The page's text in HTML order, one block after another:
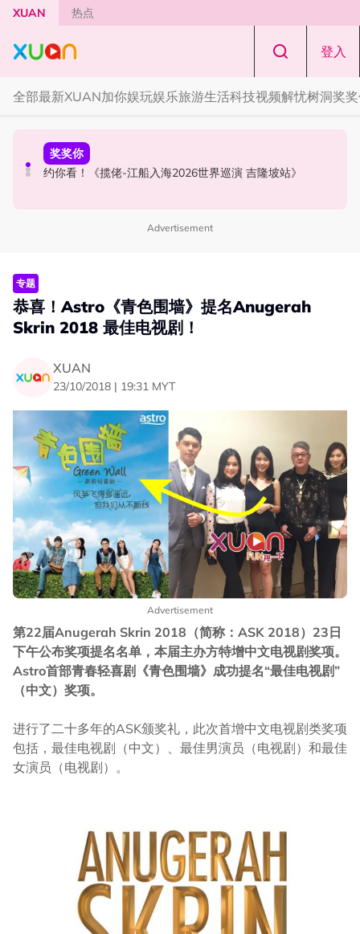
Skip to main content
XUAN 热点
登入
全部最新XUAN加你娱玩娱乐旅游生活科技视频解忧树洞奖
本地星闻
MandoWave Festival 强势登陆吉隆坡！8组嘉宾轮番登场
国际星闻
PLEDIS娱乐官宣！SEVENTEEN 珉奎、胜宽、DINO入伍日
奖奖你
约你看！《揽佬-江船入海2026世界巡演 吉隆坡站》
Advertisement
专题
恭喜！Astro《青色围墙》提名Anugerah
Skrin 2018 最佳电视剧！
XUAN
23/10/2018 | 19:31 MYT
Advertisement
第22届Anugerah Skrin 2018（简称：ASK 2018）23日
下午公布奖项提名名单，本届主办方特增中文电视剧奖项。
Astro首部青春轻喜剧《青色围墙》成功提名“最佳电视剧”
（中文）奖项。
进行了二十多年的ASK颁奖礼，此次首增中文电视剧类奖项
包括，最佳电视剧（中文）、最佳男演员（电视剧）和最佳
女演员（电视剧）。